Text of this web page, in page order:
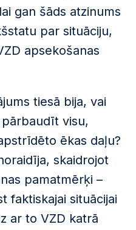
gan šāds atzinums
par situāciju,
apsekošanas
tiesā bija, vai
visu,
ēkas daļu?
skaidrojot
pamatmērķi –
faktiskajai situācijai
ar to VZD katrā